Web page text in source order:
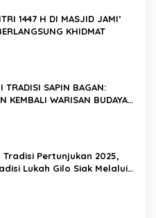
1447 H DI MASJID JAMI’
KHIDMAT
TRADISI SAPIN BAGAN:
KEMBALI WARISAN BUDAYA
Pertunjukan 2025,
Lukah Gilo Siak Melalui